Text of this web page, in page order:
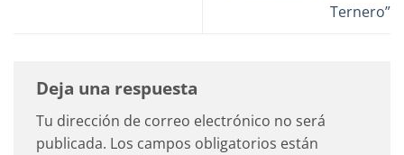
Ternero”
Deja una respuesta
Tu dirección de correo electrónico no será
publicada. Los campos obligatorios están